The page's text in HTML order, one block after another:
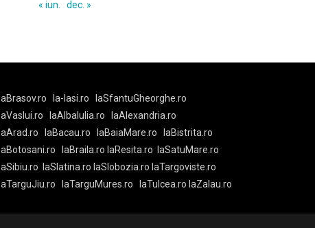
« iun. dec. »
laBrasov.ro la-Iasi.ro
laSfantuGheorghe.ro
laVaslui.ro
laAlbaIulia.ro
laAlexandria.ro
laArad.ro
laBacau.ro laBaiaMare.ro
laBistrita.ro
laBotosani.ro
laBraila.ro laResita.ro
laSatuMare.ro
laSibiu.ro
laSlatina.ro laSlobozia.ro laTargoviste.ro
laTarguJiu.ro
laTarguMures.ro laTulcea.ro laZalau.ro